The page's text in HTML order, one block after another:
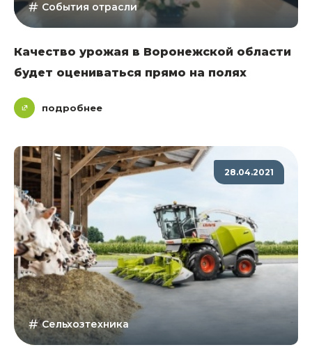
События отрасли
Качество урожая в Воронежской области
будет оцениваться прямо на полях
подробнее
28.04.2021
Сельхозтехника